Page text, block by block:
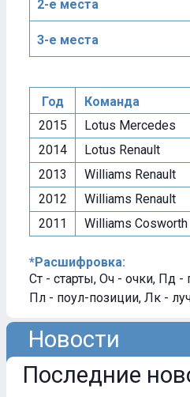
2-е места
3-е места
Год Команда
2015
Lotus Mercedes
2014
Lotus Renault
2013
Williams Renault
2012
Williams Renault
2011
Williams Cosworth
*Расшифровка:
Ст - старты, Оч - очки, Пд
Пл - поул-позиции, Лк -
Новости
Последние